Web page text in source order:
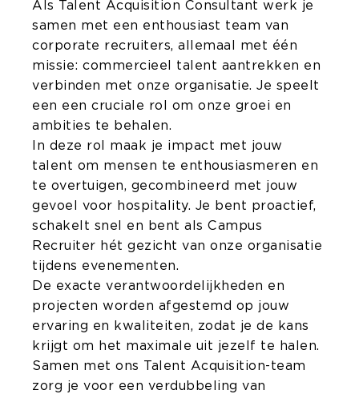
Als Talent Acquisition Consultant werk je
samen met een enthousiast team van
corporate recruiters, allemaal met één
missie: commercieel talent aantrekken en
verbinden met onze organisatie. Je speelt
een een cruciale rol om onze groei en
ambities te behalen.
In deze rol maak je impact met jouw
talent om mensen te enthousiasmeren en
te overtuigen, gecombineerd met jouw
gevoel voor hospitality. Je bent proactief,
schakelt snel en bent als Campus
Recruiter hét gezicht van onze organisatie
tijdens evenementen.
De exacte verantwoordelijkheden en
projecten worden afgestemd op jouw
ervaring en kwaliteiten, zodat je de kans
krijgt om het maximale uit jezelf te halen.
Samen met ons Talent Acquisition-team
zorg je voor een verdubbeling van